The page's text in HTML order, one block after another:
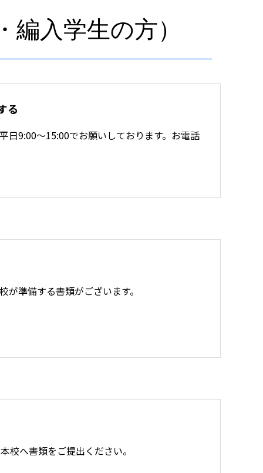
編入学生の方）
る
日9:00～15:00でお願いしております。お電話
準備する書類がございます。
校へ書類をご提出ください。